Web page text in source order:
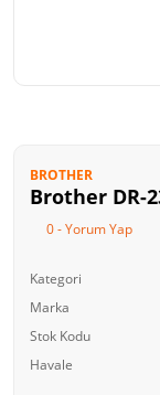
BROTHER
Brother DR-
0 - Yorum Yap
Kategori
Marka
Stok Kodu
Havale